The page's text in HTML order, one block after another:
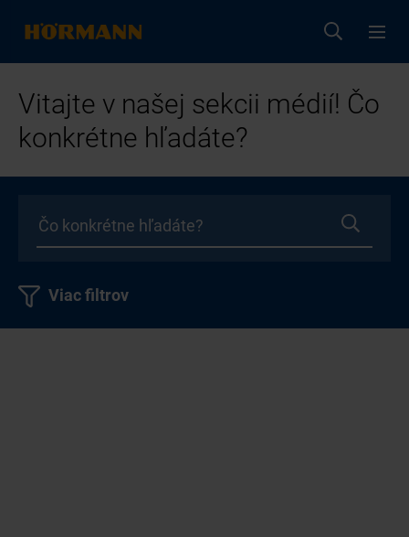
Vitajte v našej sekcii médií! Čo
konkrétne hľadáte?
Viac filtrov